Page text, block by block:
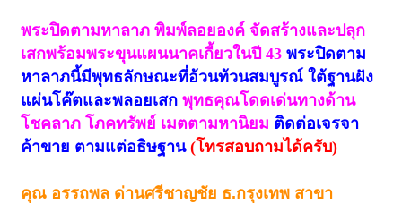
พระปิดตามหาลาภ พิมพ์ลอยองค์ จัดสร้างและปลุก
เสกพร้อมพระขุนแผนนาคเกี้ยวในปี 43 พระปิดตาม
หาลาภนี้มีพุทธลักษณะที่อ้วนท้วนสมบูรณ์ ใต้ฐานฝัง
แผ่นโค๊ตและพลอยเสกพุทธคุณโดดเด่นทางด้าน
โชคลาภ โภคทรัพย์ เมตตามหานิยม ติดต่อเจรจา
ค้าขาย ตามแต่อธิษฐาน(โทรสอบถามได้ครับ)
คุณ อรรถพล ด่านศรีชาญชัย ธ.กรุงเทพ สาขา